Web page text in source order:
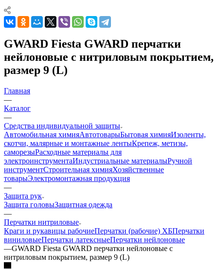
GWARD Fiesta GWARD перчатки
нейлоновые с нитриловым покрытием,
размер 9 (L)
Главная
—
Каталог
—
Средства индивидуальной защиты
Автомобильная химияАвтотоварыБытовая химияИзоленты,
скотчи, малярные и монтажные лентыКрепеж, метизы,
саморезыРасходные материалы для
электроинструментаИндустриальные материалыРучной
инструментСтроительная химияХозяйственные
товарыЭлектромонтажная продукция
—
Защита рук
Защита головыЗащитная одежда
—
Перчатки нитриловые
Краги и рукавицы рабочиеПерчатки (рабочие) ХБПерчатки
виниловыеПерчатки латексныеПерчатки нейлоновые
—GWARD Fiesta GWARD перчатки нейлоновые с
нитриловым покрытием, размер 9 (L)